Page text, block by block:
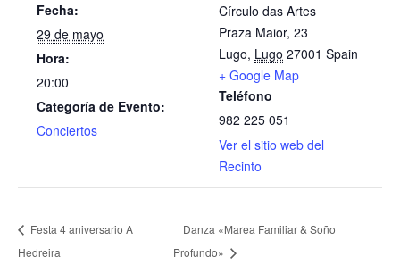
Fecha:
29 de mayo
Hora:
20:00
Categoría de Evento:
Conciertos
Círculo das Artes
Praza Maior, 23
Lugo, Lugo 27001 Spain
+ Google Map
Teléfono
982 225 051
Ver el sitio web del
Recinto
Festa 4 aniversario A
Hedreira
Danza «Marea Familiar & Soño
Profundo»